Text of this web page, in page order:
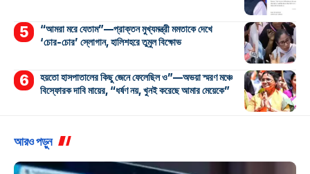
“আমরা মরে যেতাম”—প্রাক্তন মুখ্যমন্ত্রী মমতাকে দেখে
‘চোর-চোর’ স্লোগান, হালিশহরে তুমুল বিক্ষোভ
হয়তো হাসপাতালের কিছু জেনে ফেলেছিল ও”—অভয়া স্মরণ মঞ্চে
বিস্ফোরক দাবি মায়ের, “ধর্ষণ নয়, খুনই করেছে আমার মেয়েকে”
আরও পড়ুন